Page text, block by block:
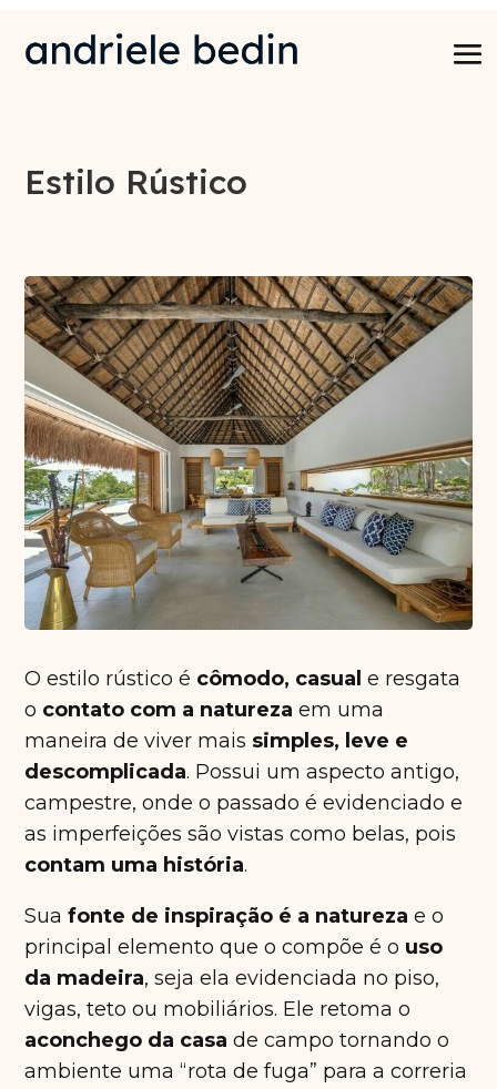
Estilo Rústico
O estilo rústico é cômodo, casual e resgata
o contato com a natureza em uma
maneira de viver mais simples, leve e
descomplicada. Possui um aspecto antigo,
campestre, onde o passado é evidenciado e
as imperfeições são vistas como belas, pois
contam uma história.
Suafonte de inspiração é a natureza e o
principal elemento que o compõe é o uso
da madeira, seja ela evidenciada no piso,
vigas, teto ou mobiliários. Ele retoma o
aconchego da casa de campo tornando o
ambiente uma “rota de fuga” para a correria